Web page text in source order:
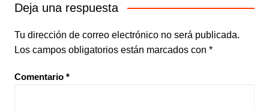
Deja una respuesta
Tu dirección de correo electrónico no será publicada.
Los campos obligatorios están marcados con *
Comentario *